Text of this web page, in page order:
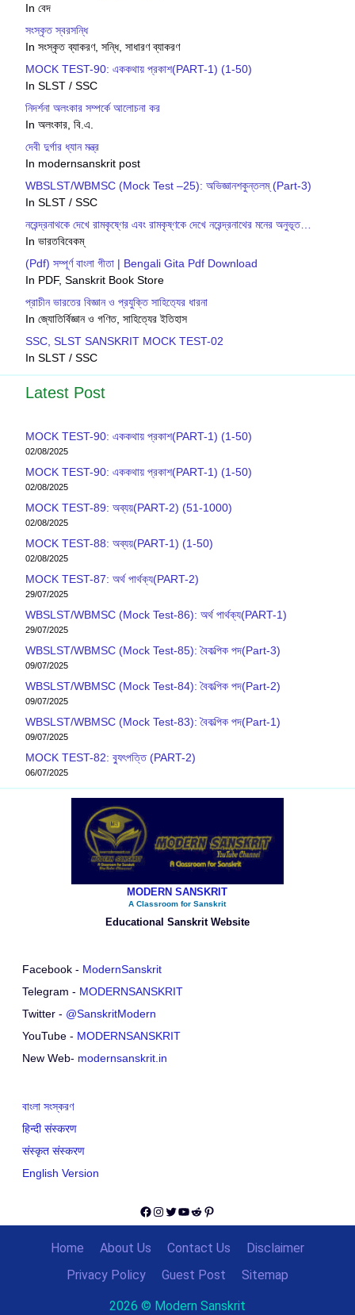
In বেদ
সংস্কৃত স্বরসন্ধি
In সংস্কৃত ব্যাকরণ, সন্ধি, সাধারণ ব্যাকরণ
MOCK TEST-90: এককথায় প্রকাশ(PART-1) (1-50)
In SLST / SSC
নিদর্শনা অলংকার সম্পর্কে আলোচনা কর
In অলংকার, বি.এ.
দেবী দুর্গার ধ্যান মন্ত্র
In modernsanskrit post
WBSLST/WBMSC (Mock Test –25): অভিজ্ঞানশকুন্তলম্ (Part-3)
In SLST / SSC
নরেন্দ্রনাথকে দেখে রামকৃষ্ণের এবং রামকৃষ্ণকে দেখে নরেন্দ্রনাথের মনের অনুভূত…
In ভারতবিবেকম্
(Pdf) সম্পূর্ণ বাংলা গীতা | Bengali Gita Pdf Download
In PDF, Sanskrit Book Store
প্রাচীন ভারতের বিজ্ঞান ও প্রযুক্তি সাহিত‍্যের ধারনা
In জ্যোতির্বিজ্ঞান ও গণিত, সাহিত্যের ইতিহাস
SSC, SLST SANSKRIT MOCK TEST-02
In SLST / SSC
Latest Post
MOCK TEST-90: এককথায় প্রকাশ(PART-1) (1-50)
02/08/2025
MOCK TEST-90: এককথায় প্রকাশ(PART-1) (1-50)
02/08/2025
MOCK TEST-89: অব্যয়(PART-2) (51-1000)
02/08/2025
MOCK TEST-88: অব্যয়(PART-1) (1-50)
02/08/2025
MOCK TEST-87: অর্থ পার্থক্য(PART-2)
29/07/2025
WBSLST/WBMSC (Mock Test-86): অর্থ পার্থক্য(PART-1)
29/07/2025
WBSLST/WBMSC (Mock Test-85): বৈকল্পিক পদ(Part-3)
09/07/2025
WBSLST/WBMSC (Mock Test-84): বৈকল্পিক পদ(Part-2)
09/07/2025
WBSLST/WBMSC (Mock Test-83): বৈকল্পিক পদ(Part-1)
09/07/2025
MOCK TEST-82: ব‍্যুৎপত্তি (PART-2)
06/07/2025
MODERN SANSKRIT
A Classroom for Sanskrit
Educational Sanskrit Website
Facebook - ModernSanskrit
Telegram - MODERNSANSKRIT
Twitter - @SanskritModern
YouTube - MODERNSANSKRIT
New Web- modernsanskrit.in
বাংলা সংস্করণ
हिन्दी संस्करण
संस्कृत संस्करण
English Version
Facebook
Instagram
Twitter
YouTube
Reddit
Pinterest
Home About Us Contact Us
Disclaimer
Privacy Policy
Guest Post Sitemap
2026 © Modern Sanskrit